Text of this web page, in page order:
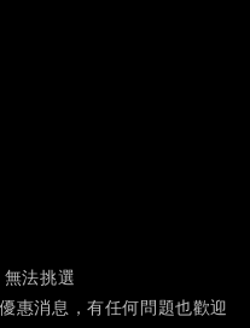
法挑選
惠消息，有任何問題也歡迎